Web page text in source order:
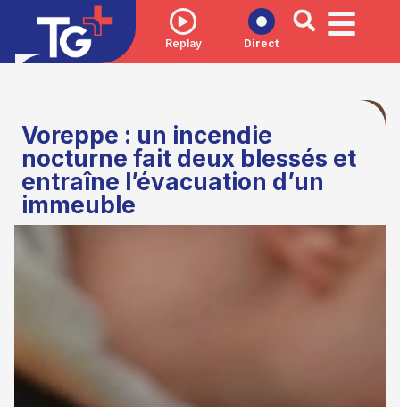
Replay Direct
Voreppe : un incendie
nocturne fait deux blessés et
entraîne l’évacuation d’un
immeuble